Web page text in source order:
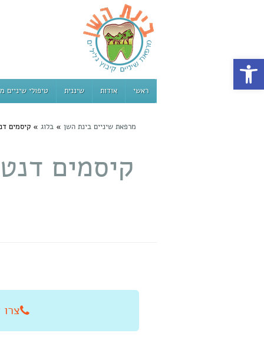
פתח סרגל נגישות
ראשי אודות שיננית טיפולי שיניים
מרפאת שיניים בינת השן » בלוג » קיסמים
קיסמים
צרו